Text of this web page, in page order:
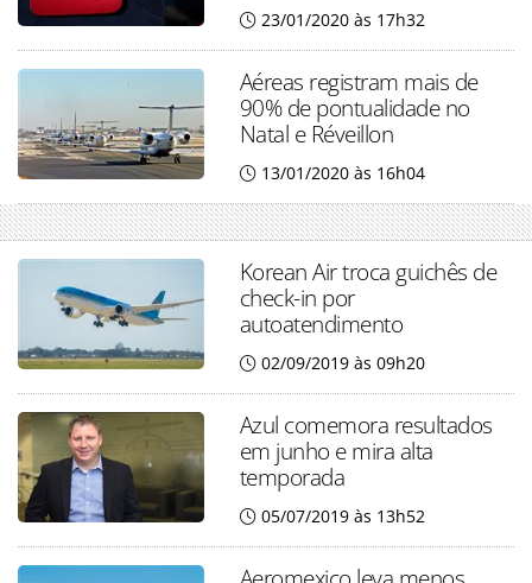
23/01/2020 às 17h32
Aéreas registram mais de
90% de pontualidade no
Natal e Réveillon
13/01/2020 às 16h04
Korean Air troca guichês de
check-in por
autoatendimento
02/09/2019 às 09h20
Azul comemora resultados
em junho e mira alta
temporada
05/07/2019 às 13h52